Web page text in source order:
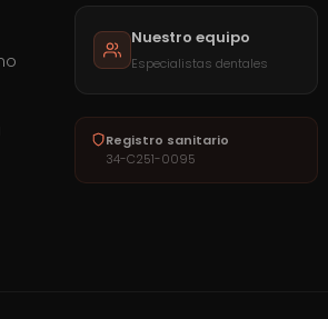
Nuestro equipo
Especialistas dentales
Registro sanitario
34-C251-0095